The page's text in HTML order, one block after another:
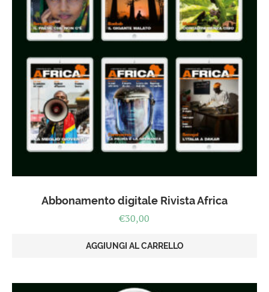
Abbonamento digitale Rivista Africa
€30,00
AGGIUNGI AL CARRELLO